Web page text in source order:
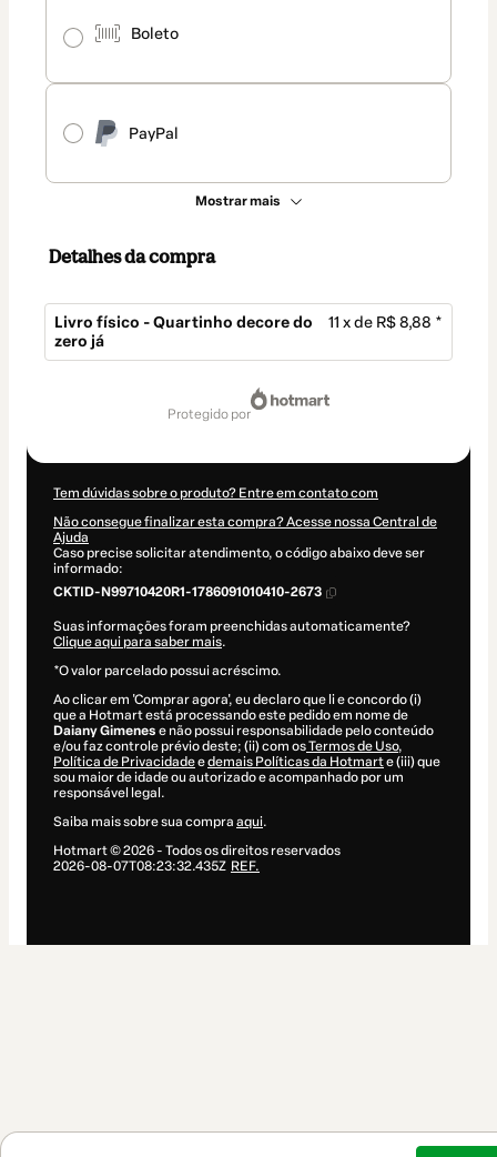
Boleto
PayPal
Mostrar mais
Detalhes da compra
Livro físico - Quartinho decore do
zero já
11 x de R$ 8,88 *
protegido por
Tem dúvidas sobre o produto? Entre em contato com
Não consegue finalizar esta compra? Acesse nossa Central de
Ajuda
Caso precise solicitar atendimento, o código abaixo deve ser
informado:
CKTID-N99710420R1-1786091010410-2673
Suas informações foram preenchidas automaticamente?
Clique aqui para saber mais.
*O valor parcelado possui acréscimo.
Ao clicar em 'Comprar agora', eu declaro que li e concordo (i)
que a Hotmart está processando este pedido em nome de
Daiany Gimenes e não possui responsabilidade pelo conteúdo
e/ou faz controle prévio deste; (ii) com osTermos de Uso,
Política de Privacidadeedemais Políticas da Hotmarte (iii) que
sou maior de idade ou autorizado e acompanhado por um
responsável legal.
Saiba mais sobre sua compra aqui.
Hotmart ©2026- Todos os direitos reservados
2026-08-07T08:23:32.435Z REF.